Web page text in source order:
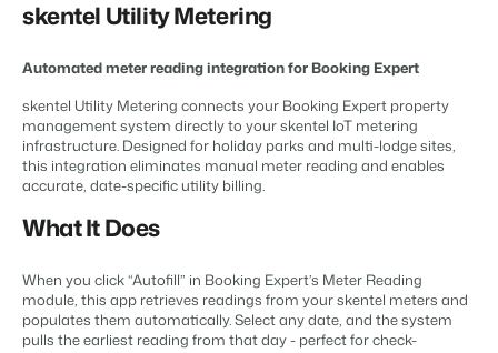
Diffusez votre inventaire sur plusieurs canaux.
App Store
Intégrez vos applications et outils préférés.
Gestion des propriétaires
Offrez la transparence que les propriétaires méritent.
Passez à l'action
Prêt à adopter la croissance ?
Chaînes hôtelières et marques indépendantes multiples.
Promoteurs immobiliers touristiques
Développement de projets immobiliers.
Hôtels
Chambres d'hôtel, appartements, chambres d'hôtes et pensions.
Services de conciergerie et gestion locative
Gestion de location de vacances et concierges
Témoignages de nos clients.
Entrez en contact avec nous
Customer Success
Prêt à adopter la croissance ?
Développeurs
BEX PMS
FR
Gestion du contenu
Des connections pour tous les CMS
Gestion des installations
Automatisez et simplifiez vos processus
Gestion des revenus
Optimisez vos tarifs et votre taux d'occupation
Conformité
Des applications pour rester conforme aux réglementations en
Comptabilité
Systèmes POS
Connectez vos points de vente à votre PMS
Communications
skentel Utility Metering
Automated meter reading integration for Booking Expert
skentel Utility Metering connects your Booking Expert property
management system directly to your skentel IoT metering
infrastructure. Designed for holiday parks and multi-lodge sites,
this integration eliminates manual meter reading and enables
accurate, date-specific utility billing.
What It Does
When you click “Autofill” in Booking Expert’s Meter Reading
module, this app retrieves readings from your skentel meters and
populates them automatically. Select any date, and the system
pulls the earliest reading from that day - perfect for check-